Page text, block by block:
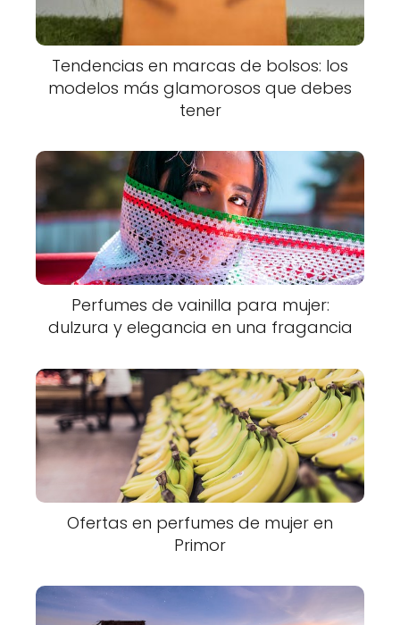
Tendencias en marcas de bolsos: los
modelos más glamorosos que debes
tener
Perfumes de vainilla para mujer:
dulzura y elegancia en una fragancia
Ofertas en perfumes de mujer en
Primor